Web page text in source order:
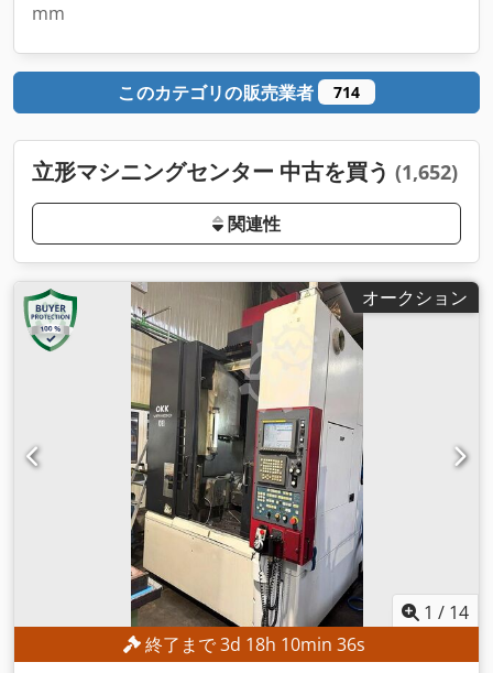
mm
このカテゴリの販売業者 714
立形マシニングセンター 中古を買う (1,652)
関連性
オークション
1 / 14
終了まで3d 18h 10min 34s